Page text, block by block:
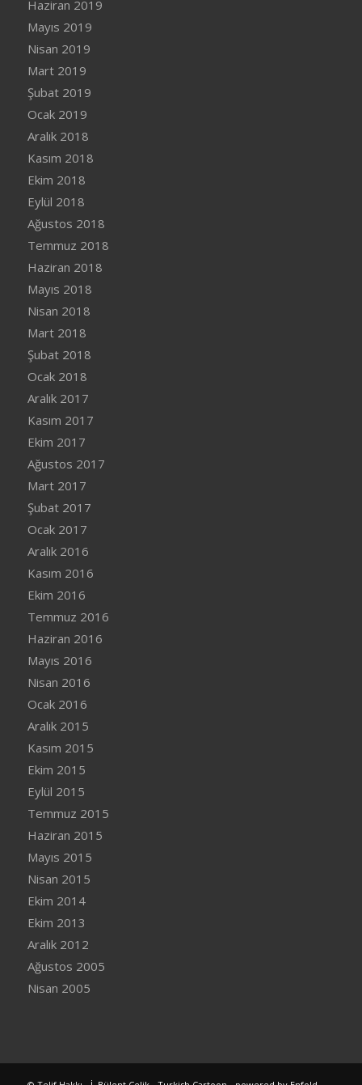
Haziran 2019
Mayıs 2019
Nisan 2019
Mart 2019
Şubat 2019
Ocak 2019
Aralık 2018
Kasım 2018
Ekim 2018
Eylül 2018
Ağustos 2018
Temmuz 2018
Haziran 2018
Mayıs 2018
Nisan 2018
Mart 2018
Şubat 2018
Ocak 2018
Aralık 2017
Kasım 2017
Ekim 2017
Ağustos 2017
Mart 2017
Şubat 2017
Ocak 2017
Aralık 2016
Kasım 2016
Ekim 2016
Temmuz 2016
Haziran 2016
Mayıs 2016
Nisan 2016
Ocak 2016
Aralık 2015
Kasım 2015
Ekim 2015
Eylül 2015
Temmuz 2015
Haziran 2015
Mayıs 2015
Nisan 2015
Ekim 2014
Ekim 2013
Aralık 2012
Ağustos 2005
Nisan 2005